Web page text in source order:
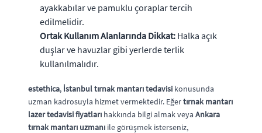
ayakkabılar ve pamuklu çoraplar tercih
edilmelidir.
Ortak Kullanım Alanlarında Dikkat: Halka açık
duşlar ve havuzlar gibi yerlerde terlik
kullanılmalıdır.
estethica, İstanbul tırnak mantarı tedavisi konusunda
uzman kadrosuyla hizmet vermektedir. Eğertırnak mantarı
lazer tedavisi fiyatları hakkında bilgi almak veya Ankara
tırnak mantarı uzmanı ile görüşmek isterseniz,